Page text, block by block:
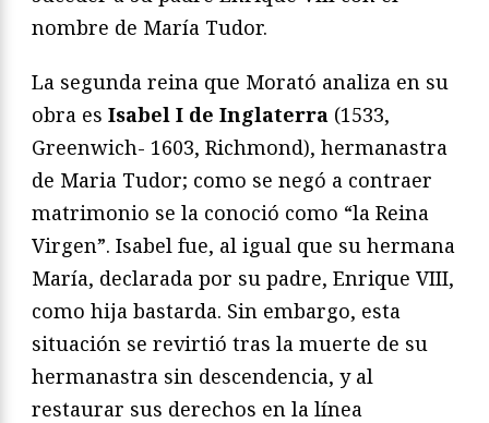
nombre de María Tudor.
La segunda reina que Morató analiza en su
obra es Isabel I de Inglaterra (1533,
Greenwich- 1603, Richmond), hermanastra
de Maria Tudor; como se negó a contraer
matrimonio se la conoció como “la Reina
Virgen”. Isabel fue, al igual que su hermana
María, declarada por su padre, Enrique VIII,
como hija bastarda. Sin embargo, esta
situación se revirtió tras la muerte de su
hermanastra sin descendencia, y al
restaurar sus derechos en la línea